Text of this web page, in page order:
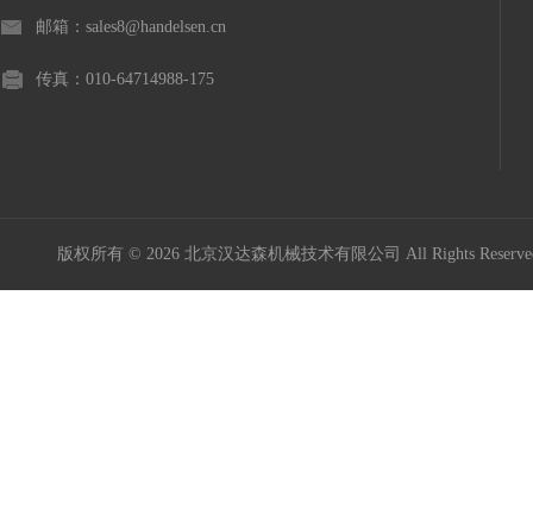
邮箱：sales8@handelsen.cn
传真：010-64714988-175
版权所有 © 2026 北京汉达森机械技术有限公司 All Rights